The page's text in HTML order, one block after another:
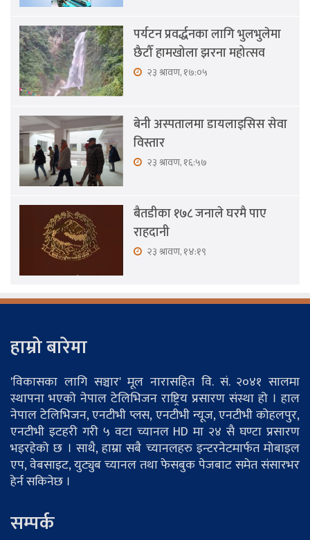
पर्यटन प्रवर्द्धनका लागि भुलभुलेमा
छैटौँ हामखोला झरना महोत्सव
२३ श्रावण, १७:०५
बेनी अस्पतालमा डायलाइसिस सेवा
विस्तार
२३ श्रावण, १६:५७
बैतडीका १७८ जनाले घरमै पाए
राहदानी
२३ श्रावण, १४:१९
हाम्रो बारेमा
'विकासका लागि सञ्चार' मूल नारासहित वि. सं. २०४१ सालमा
स्थापना भएको नेपाल टेलिभिजन राष्ट्रिय प्रसारण संस्था हो । हाल
नेपाल टेलिभिजन, एनटीभी प्लस, एनटीभी न्यूज, एनटीभी कोहलपुर,
एनटीभी इटहरी गरी ५ वटा च्यानल HD मा २४ सै घण्टा प्रसारण
भइरहेको छ । साथै, हाम्रा सबै च्यानलहरु इन्टरनेटमार्फत मोबाइल
एप, वेबसाइट, युट्युब च्यानल तथा फेसबुक पेजबाट समेत संसारभर
हेर्न सकिनेछ ।
सम्पर्क